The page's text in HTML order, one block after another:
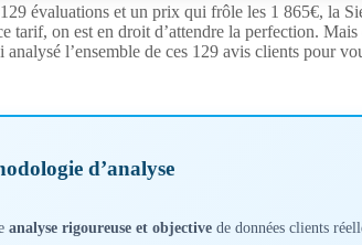
évaluations et un prix qui frôle les 1 865€, la
tarif, on est en droit d’attendre la perfection.
analysé l’ensemble de ces 129 avis clients pour
d’analyse
analyse rigoureuse et objective de données clients